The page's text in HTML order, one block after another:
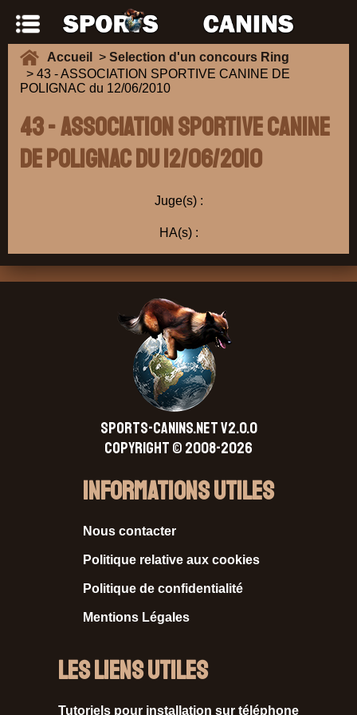
Accueil > Selection d'un concours Ring
> 43 - ASSOCIATION SPORTIVE CANINE DE
POLIGNAC du 12/06/2010
43 - ASSOCIATION SPORTIVE CANINE
DE POLIGNAC du 12/06/2010
Juge(s) :
HA(s) :
SPORTS-CANINS.NET V2.0.0
Copyright © 2008-2026
Informations Utiles
Nous contacter
Politique relative aux cookies
Politique de confidentialité
Mentions Légales
Les liens utiles
Tutoriels pour installation sur téléphone